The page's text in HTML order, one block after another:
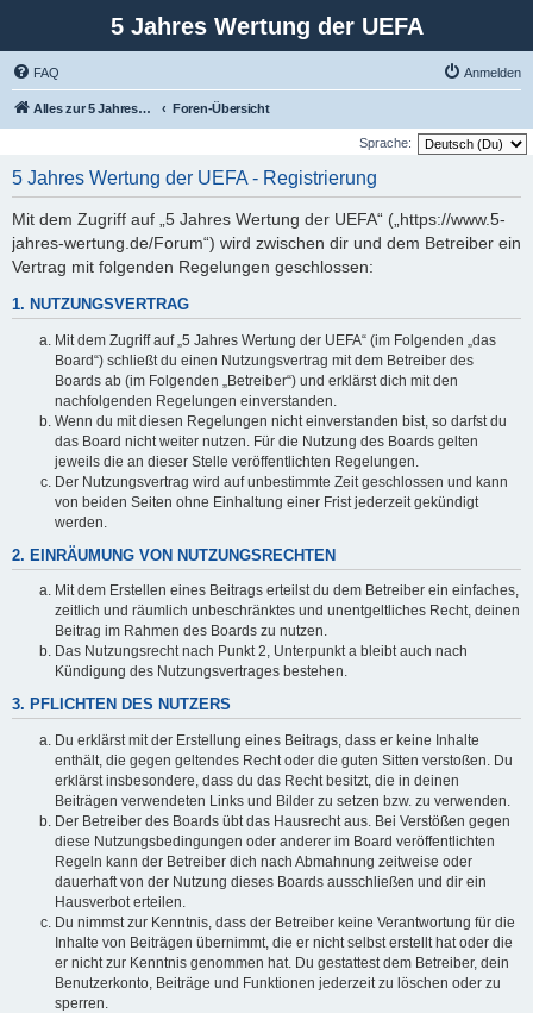
5 Jahres Wertung der UEFA
FAQ Anmelden
Alles zur 5 Jahreswertung / Tabelle der UEFA mit vielen Statistiken. Foren-Übersicht
Sprache:
5 Jahres Wertung der UEFA - Registrierung
Mit dem Zugriff auf „5 Jahres Wertung der UEFA“ („https://www.5-
jahres-wertung.de/Forum“) wird zwischen dir und dem Betreiber ein
Vertrag mit folgenden Regelungen geschlossen:
1. NUTZUNGSVERTRAG
Mit dem Zugriff auf „5 Jahres Wertung der UEFA“ (im Folgenden „das
Board“) schließt du einen Nutzungsvertrag mit dem Betreiber des
Boards ab (im Folgenden „Betreiber“) und erklärst dich mit den
nachfolgenden Regelungen einverstanden.
Wenn du mit diesen Regelungen nicht einverstanden bist, so darfst du
das Board nicht weiter nutzen. Für die Nutzung des Boards gelten
jeweils die an dieser Stelle veröffentlichten Regelungen.
Der Nutzungsvertrag wird auf unbestimmte Zeit geschlossen und kann
von beiden Seiten ohne Einhaltung einer Frist jederzeit gekündigt
werden.
2. EINRÄUMUNG VON NUTZUNGSRECHTEN
Mit dem Erstellen eines Beitrags erteilst du dem Betreiber ein einfaches,
zeitlich und räumlich unbeschränktes und unentgeltliches Recht, deinen
Beitrag im Rahmen des Boards zu nutzen.
Das Nutzungsrecht nach Punkt 2, Unterpunkt a bleibt auch nach
Kündigung des Nutzungsvertrages bestehen.
3. PFLICHTEN DES NUTZERS
Du erklärst mit der Erstellung eines Beitrags, dass er keine Inhalte
enthält, die gegen geltendes Recht oder die guten Sitten verstoßen. Du
erklärst insbesondere, dass du das Recht besitzt, die in deinen
Beiträgen verwendeten Links und Bilder zu setzen bzw. zu verwenden.
Der Betreiber des Boards übt das Hausrecht aus. Bei Verstößen gegen
diese Nutzungsbedingungen oder anderer im Board veröffentlichten
Regeln kann der Betreiber dich nach Abmahnung zeitweise oder
dauerhaft von der Nutzung dieses Boards ausschließen und dir ein
Hausverbot erteilen.
Du nimmst zur Kenntnis, dass der Betreiber keine Verantwortung für die
Inhalte von Beiträgen übernimmt, die er nicht selbst erstellt hat oder die
er nicht zur Kenntnis genommen hat. Du gestattest dem Betreiber, dein
Benutzerkonto, Beiträge und Funktionen jederzeit zu löschen oder zu
sperren.